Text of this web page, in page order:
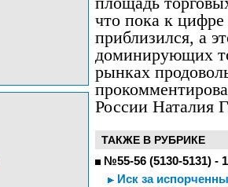
что пока к
приблизился, а
доминирующих
рынках
России Наталия
ТАКЖЕ В РУБРИКЕ
№55-56 (5130-5131) -
Иск за